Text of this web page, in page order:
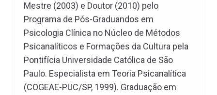
Mestre (2003) e Doutor (2010) pelo
Programa de Pós-Graduandos em
Psicologia Clínica no Núcleo de Métodos
Psicanalíticos e Formações da Cultura pela
Pontifícia Universidade Católica de São
Paulo. Especialista em Teoria Psicanalítica
(COGEAE-PUC/SP, 1999). Graduação em